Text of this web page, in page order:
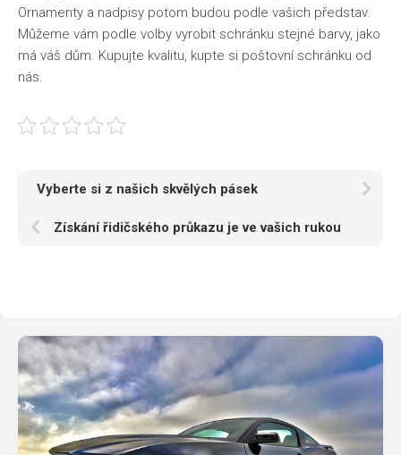
Ornamenty a nadpisy potom budou podle vašich představ.
Můžeme vám podle volby vyrobit schránku stejné barvy, jako
má váš dům. Kupujte kvalitu, kupte si poštovní schránku od
nás.
Vyberte si z našich skvělých pásek
Získání řidičského průkazu je ve vašich rukou